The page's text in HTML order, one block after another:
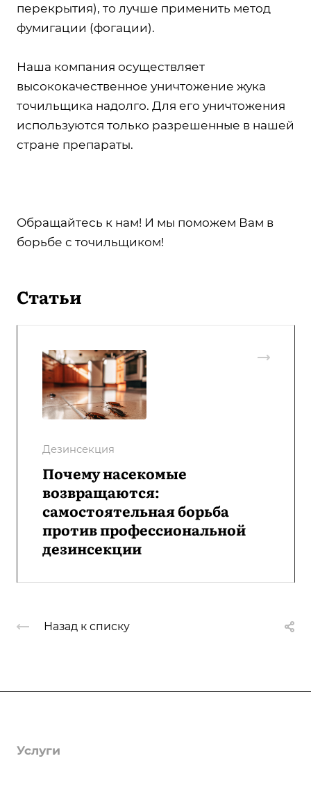
перекрытия), то лучше применить метод
фумигации (фогации).
Наша компания осуществляет
высококачественное уничтожение жука
точильщика надолго. Для его уничтожения
используются только разрешенные в нашей
стране препараты.
Обращайтесь к нам! И мы поможем Вам в
борьбе с точильщиком!
Статьи
Дезинсекция
Почему насекомые
возвращаются:
самостоятельная борьба
против профессиональной
дезинсекции
Назад к списку
О компании
Услуги